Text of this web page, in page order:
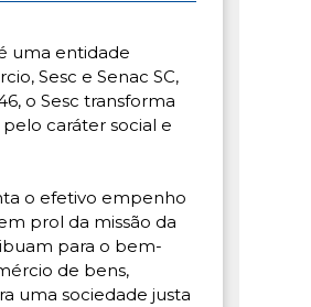
uma entidade
Sesc e Senac SC,
o Sesc transforma
caráter social e
o efetivo empenho
prol da missão da
para o bem-
de bens,
uma sociedade justa